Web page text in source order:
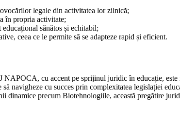
legale din activitatea lor zilnică;
în propria activitate;
sănătos și echitabil;
ceea ce le permite să se adapteze rapid și eficient.
cu accent pe sprijinul juridic în educație, este
navigheze cu succes prin complexitatea legislației
dinamice precum Biotehnologiile, această pregătire